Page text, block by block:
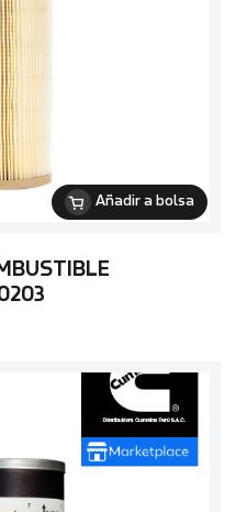
Añadir a bolsa